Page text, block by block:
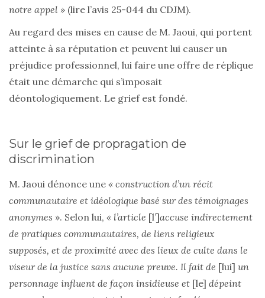
notre appel » (lire l’avis 25-044 du CDJM).
Au regard des mises en cause de M. Jaoui, qui portent
atteinte à sa réputation et peuvent lui causer un
préjudice professionnel, lui faire une offre de réplique
était une démarche qui s’imposait
déontologiquement. Le grief est fondé.
Sur le grief de propragation de
discrimination
M. Jaoui dénonce une « construction d’un récit
communautaire et idéologique basé sur des témoignages
anonymes ». Selon lui, « l’article [l’]accuse indirectement
de pratiques communautaires, de liens religieux
supposés, et de proximité avec des lieux de culte dans le
viseur de la justice sans aucune preuve. Il fait de [lui] un
personnage influent de façon insidieuse et [le] dépeint